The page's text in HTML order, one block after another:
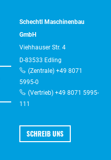
Schechtl Maschinenbau
GmbH
Viehhauser Str. 4
D-83533 Edling
(Zentrale) +49 8071
5995-0
(Vertrieb) +49 8071 5995-
111
SCHREIB UNS